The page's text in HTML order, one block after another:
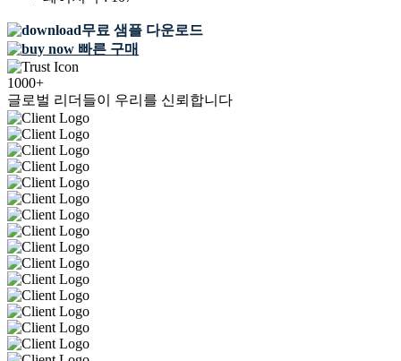
무료 샘플 다운로드
빠른 구매
1000+
글로벌 리더들이 우리를 신뢰합니다